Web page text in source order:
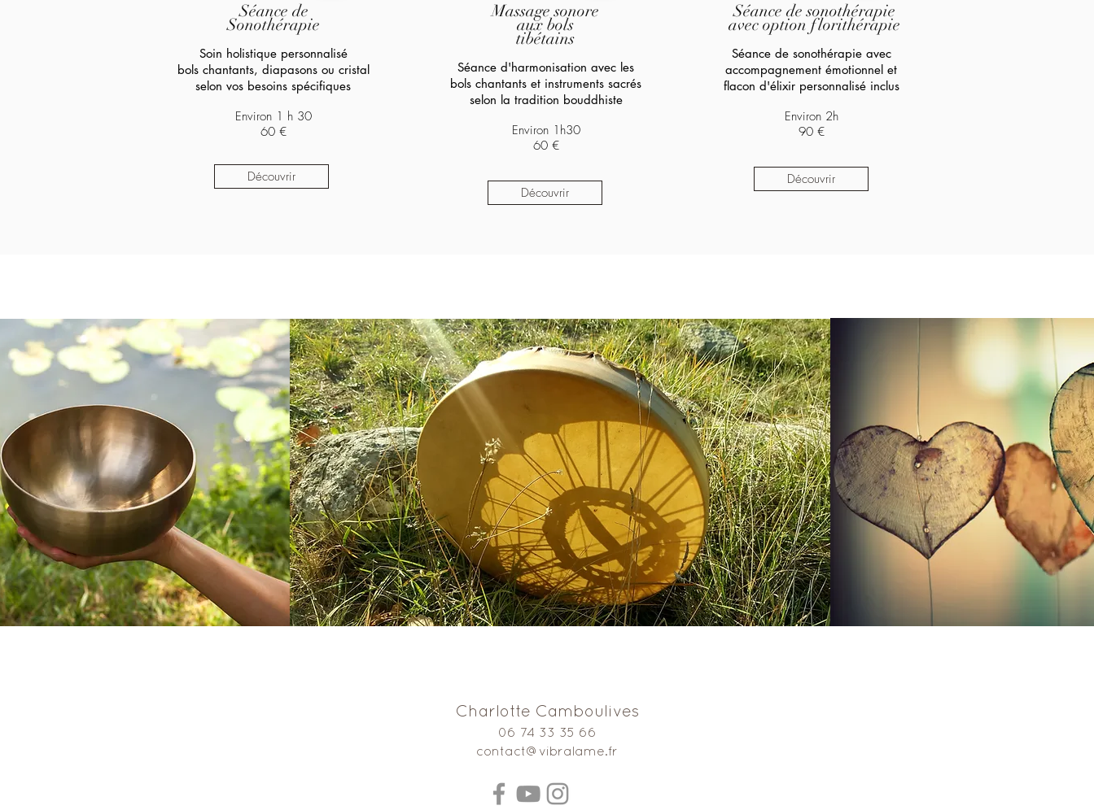
Séance de
Sonothérapie
Soin holistique personnalisé
bols chantants, diapasons ou cristal
selon vos besoins spécifiques
Environ 1 h 30
60 €
Découvrir
Massage sonore
aux bols
tibétains
Séance d'harmonisation avec les
bols chantants et instruments sacrés
selon la tradition bouddhiste
Environ 1h30
60 €
Découvrir
Séance de sonothérapie
avec option florithérapie
Séance de sonothérapie avec
accompagnement émotionnel et
flacon d'élixir personnalisé inclus
Environ 2h
90 €
Découvrir
Charlotte Camboulives
06 74 33 35 66
contact@vibralame.fr